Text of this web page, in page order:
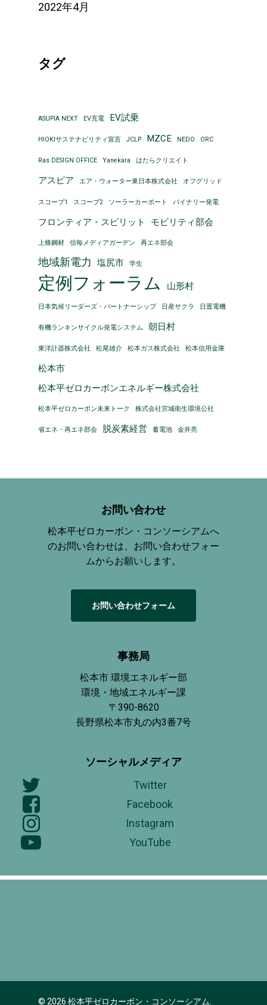
2022年4月
タグ
ASUPIA NEXT EV充電 EV試乗
HIOKIサステナビリティ宣言 JCLP MZCE NEDO ORC
Ras DESIGN OFFICE Yanekara はたらクリエイト
アスピア エア・ウォーター東日本株式会社 オフグリッド
スコープ1 スコープ2 ソーラーカーポート バイナリー発電
フロンティア・スピリット モビリティ部会
上條鋼材 信毎メディアガーデン 再エネ部会
地域新電力 塩尻市 学生
定例フォーラム 山形村
日本気候リーダーズ・パートナーシップ 日産サクラ 日置電機
有機ランキンサイクル発電システム 朝日村
東洋計器株式会社 松尾雄介 松本ガス株式会社 松本信用金庫
松本市
松本平ゼロカーボンエネルギー株式会社
松本平ゼロカーボン未来トーク 株式会社宮城衛生環境公社
省エネ・再エネ部会 脱炭素経営 蓄電池 金井亮
お問い合わせ
松本平ゼロカーボン・コンソーシアムへ
のお問い合わせは、お問い合わせフォー
ムからお願いします。
お問い合わせフォーム
事務局
松本市 環境エネルギー部
環境・地域エネルギー課
〒390-8620
長野県松本市丸の内3番7号
ソーシャルメディア
Twitter
Facebook
Instagram
YouTube
© 2026 松本平ゼロカーボン・コンソーシアム.